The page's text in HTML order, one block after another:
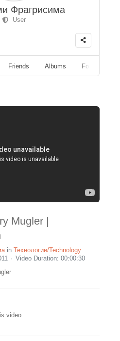
Фрагрисима
User
Friends Albums Followers
Mugler |
in Технологии/Technology
Video Duration: 00:00:30
video